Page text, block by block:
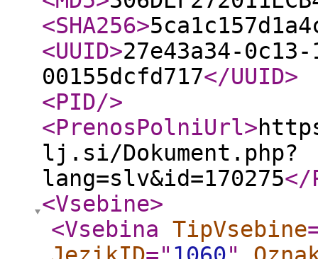
<SHA256>
<UUID>27e43a34-
00155dcfd717</UUID>
<PID/>
<PrenosPolniUrl>
lj.si/Dokument.php?
lang=slv&id=170275</
<Vsebine>
<Vsebina TipVsebine